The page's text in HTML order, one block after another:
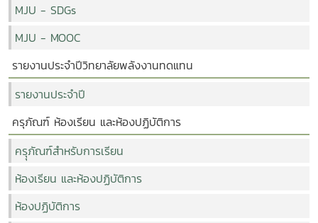
MJU - SDGs
MJU - MOOC
รายงานประจำปีวิทยาลัยพลังงานทดแทน
รายงานประจำปี
ครุภัณฑ์ ห้องเรียน และห้องปฏิบัติการ
ครุุภัณฑ์สำหรับการเรียน
ห้องเรียน และห้องปฏิบัติการ
ห้องปฏิบัติการ